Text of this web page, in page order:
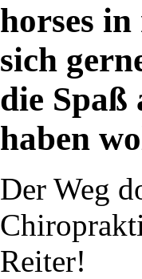
horses
sich
die Spaß
haben
Der Weg
Reiter!